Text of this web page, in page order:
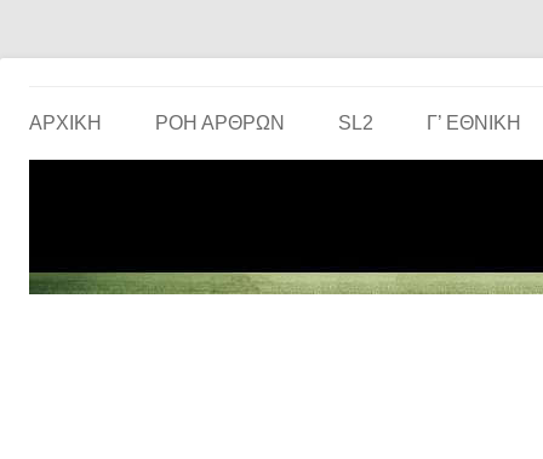
ΑΡΧΙΚΗ ΡΟΗ ΑΡΘΡΩΝ SL2 Γ’ ΕΘΝΙΚΉ